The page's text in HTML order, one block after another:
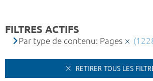
FILTRES ACTIFS
Par type de contenu: Pages
RETIRER TOUS LES